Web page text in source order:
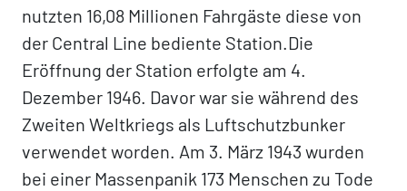
nutzten 16,08 Millionen Fahrgäste diese von
der Central Line bediente Station.Die
Eröffnung der Station erfolgte am 4.
Dezember 1946. Davor war sie während des
Zweiten Weltkriegs als Luftschutzbunker
verwendet worden. Am 3. März 1943 wurden
bei einer Massenpanik 173 Menschen zu Tode